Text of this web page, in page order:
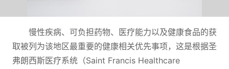
慢性疾病、可负担药物、医疗能力以及健康食品的获
取被列为该地区最重要的健康相关优先事项，这是根据圣
弗朗西斯医疗系统（Saint Francis Healthcare